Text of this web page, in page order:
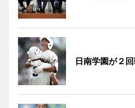
日南学園が２